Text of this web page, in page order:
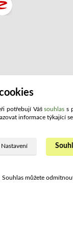
potřebují Vášsouhlas s
informace týkající
Nastavení
Souhlas můžete